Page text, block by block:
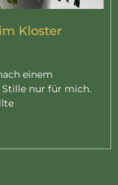
Kloster
einem
nur für mich.